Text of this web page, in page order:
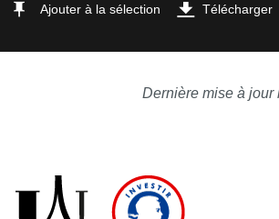
Ajouter à la sélection Télécharger
Dernière mise à jour